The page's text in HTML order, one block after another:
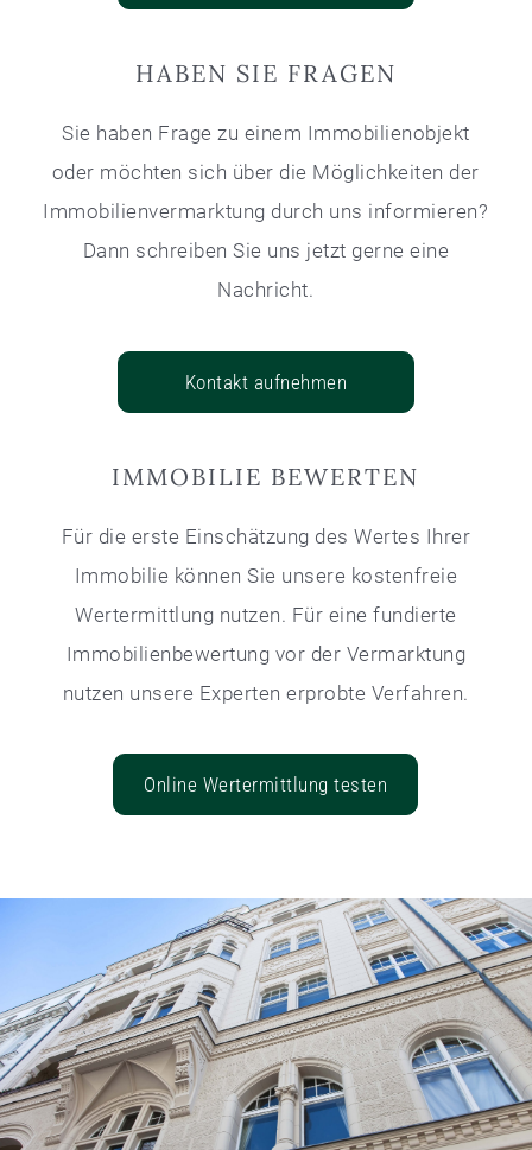
HABEN SIE FRAGEN
Sie haben Frage zu einem Immobilienobjekt
oder möchten sich über die Möglichkeiten der
Immobilienvermarktung durch uns informieren?
Dann schreiben Sie uns jetzt gerne eine
Nachricht.
Kontakt aufnehmen
IMMOBILIE BEWERTEN
Für die erste Einschätzung des Wertes Ihrer
Immobilie können Sie unsere kostenfreie
Wertermittlung nutzen. Für eine fundierte
Immobilienbewertung vor der Vermarktung
nutzen unsere Experten erprobte Verfahren.
Online Wertermittlung testen